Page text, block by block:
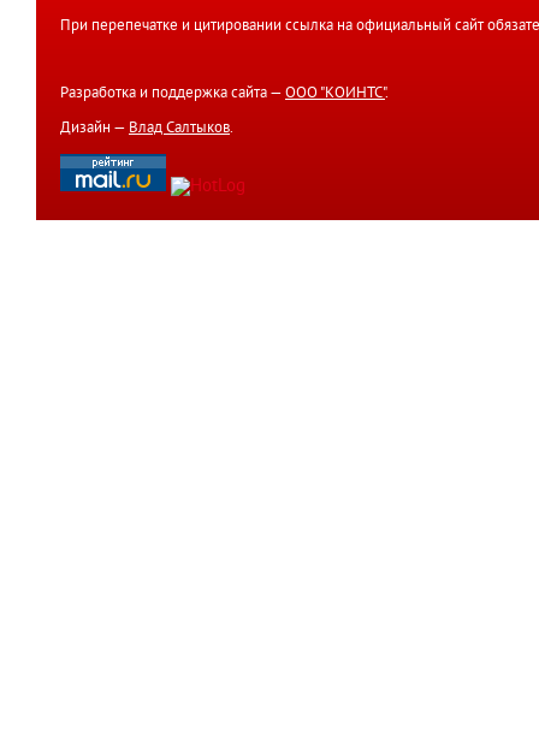
При перепечатке и цитировании ссылка на официальный сайт
Разработка и поддержка сайта — ООО "КОИНТС".
Дизайн — Влад Салтыков.